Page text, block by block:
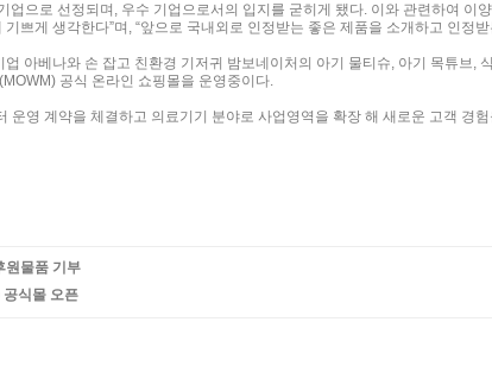
으로 선정되며, 우수 기업으로서의 입지를 굳히게 됐다. 이와 관련하여 이
쁘게 생각한다”며, “앞으로 국내외로 인정받는 좋은 제품을 소개하고 인정
아베나와 손 잡고 친환경 기저귀 밤보네이처의 아기 물티슈, 아기 목튜브,
공식 온라인 쇼핑몰을 운영중이다.
운영 계약을 체결하고 의료기기 분야로 사업영역을 확장 해 새로운 고객 경
원물품 기부
식몰 오픈